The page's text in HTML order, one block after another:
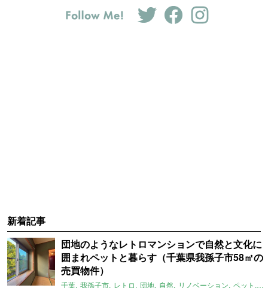
新着記事
団地のようなレトロマンションで自然と文化に
囲まれペットと暮らす（千葉県我孫子市58㎡の
売買物件）
千葉 我孫子市 レトロ 団地 自然 リノベーション ペット